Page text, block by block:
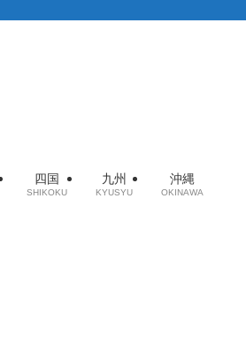
四国
SHIKOKU
九州
KYUSYU
沖縄
OKINAWA